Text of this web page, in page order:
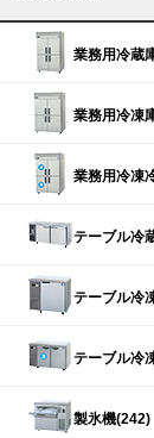
業務用冷蔵
業務用冷凍
業務用冷凍
テーブル冷
テーブル冷
テーブル冷
製氷機(242)